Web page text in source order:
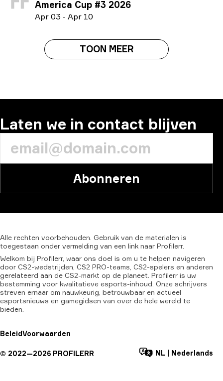
America Cup #3 2026
Apr 03 - Apr 10
TOON MEER
Laten we in contact blijven
Abonneren
Alle rechten voorbehouden. Gebruik van de materialen is
toegestaan onder vermelding van een link naar Profilerr.
Welkom bij Profilerr, waar ons doel is om u te helpen navigeren
door CS2-wedstrijden, CS2 PRO-teams, CS2-spelers en anderen
gerelateerd aan de CS2-markt op de planeet. Profilerr is uw
bestemming voor kwalitatieve esports-inhoud. Onze schrijvers
streven ernaar om nauwkeurig, betrouwbaar en actueel
esportsnieuws en gamegidsen van over de hele wereld te
bieden.
BeleidVoorwaarden
© 2022—2026 PROFILERR NL Nederlands